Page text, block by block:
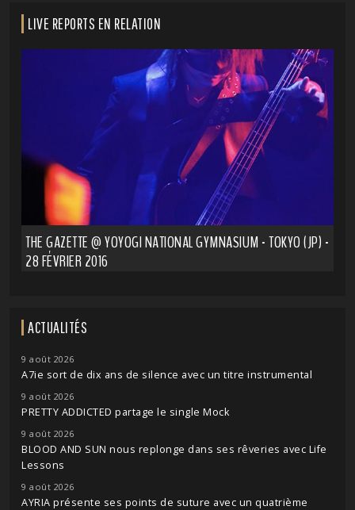
LIVE REPORTS EN RELATION
THE GAZETTE @ YOYOGI NATIONAL GYMNASIUM - TOKYO (JP) -
28 FÉVRIER 2016
ACTUALITÉS
9 août 2026
A7ie sort de dix ans de silence avec un titre instrumental
9 août 2026
PRETTY ADDICTED partage le single Mock
9 août 2026
BLOOD AND SUN nous replonge dans ses rêveries avec Life
Lessons
9 août 2026
AYRIA présente ses points de suture avec un quatrième